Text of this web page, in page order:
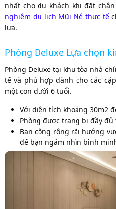
nhất cho du khách khi đặt
nghiệm du lịch Mũi Né thực tế
lựa.
Phòng Deluxe Lựa chọn
Phòng Deluxe tại khu tòa nhà
tế và phù hợp dành cho các
một con dưới 6 tuổi.
Với diện tích khoảng 30m2
Phòng được trang bị đầy
Ban công rộng rãi hướng
để bạn ngắm nhìn bình